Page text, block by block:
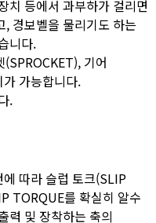
치 등에서 과부하가 걸리면
경보벨을 물리기도 하는
니다.
기어
가 가능합니다.
.
따라 슬럽 토크(SLIP
TORQUE를 확실히 알수
력 및 장착하는 축의